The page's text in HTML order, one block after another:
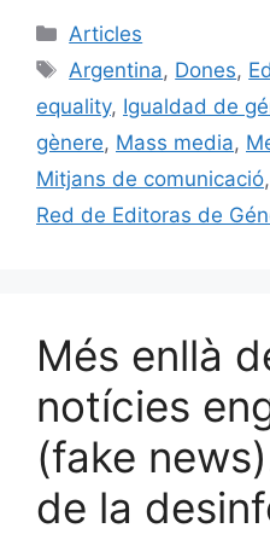
c
e
b
o
o
k
ai
l
s
k
y
Categories
Articles
Etiquetes
Argentina, Dones,
equality, Igualdad de
gènere, Mass media,
Mitjans de comunicació,
Red de Editoras de
Més enllà
notícies
(fake
de la